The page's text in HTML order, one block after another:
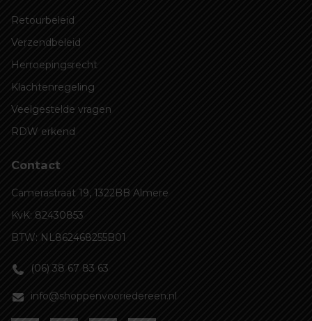
Retourbeleid
Verzendbeleid
Herroepingsrecht
Klachtenregeling
Veelgestelde vragen
RDW erkend
Contact
Camerastraat 19, 1322BB Almere
KvK: 82430853
BTW: NL862468255B01
(06) 38 67 83 63
info@shoppenvooriedereen.nl